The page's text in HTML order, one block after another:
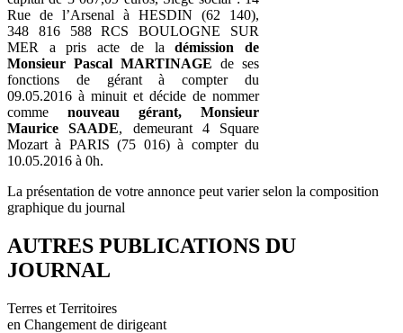
Rue de l’Arsenal à HESDIN (62 140),
348 816 588 RCS BOULOGNE SUR
MER a pris acte de ladémission de
Monsieur Pascal MARTINAGE de ses
fonctions de gérant à compter du
09.05.2016 à minuit et décide de nommer
comme nouveau gérant, Monsieur
Maurice SAADE, demeurant 4 Square
Mozart à PARIS (75 016) à compter du
10.05.2016 à 0h.
La présentation de votre annonce peut varier selon la composition
graphique du journal
AUTRES PUBLICATIONS DU
JOURNAL
Terres et Territoires
en Changement de dirigeant